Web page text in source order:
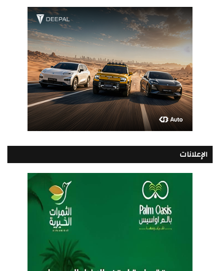
الإعلانات